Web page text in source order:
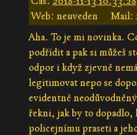
Web: neuveden
Mail:
Aha. To je mi novinka.
podřídit a pak si můžeš
odpor i když zjevně
legitimovat nepo se
evidentně
řekni, jak by to dopadlo,
policejnímu praseti a